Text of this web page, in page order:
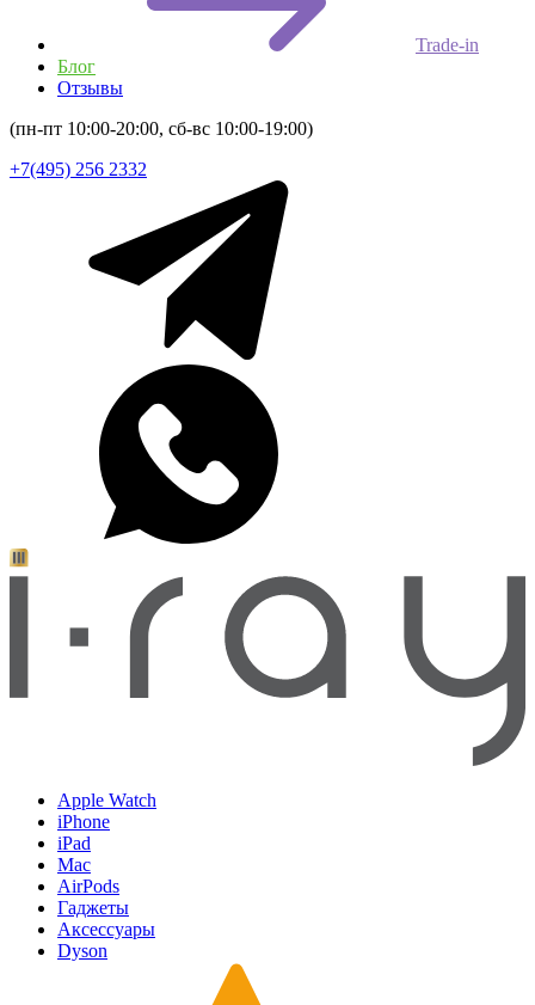
Trade-in
Блог
Отзывы
(пн-пт 10:00-20:00, сб-вс 10:00-19:00)
+7(495) 256 2332
Apple Watch
iPhone
iPad
Mac
AirPods
Гаджеты
Аксессуары
Dyson